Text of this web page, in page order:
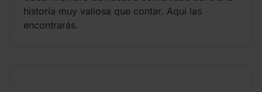
historia muy valiosa que contar. Aquí las
encontrarás.